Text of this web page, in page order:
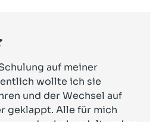
auf meiner
wollte ich sie
und der Wechsel auf
geklappt. Alle für mich